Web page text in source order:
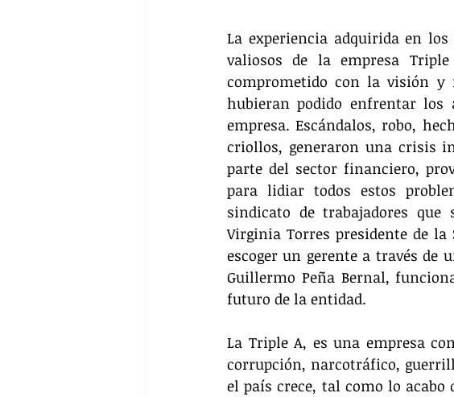
La experiencia adquirida en
valiosos de la empresa
comprometido con la visión y
hubieran podido enfrentar
empresa. Escándalos, robo,
criollos, generaron una crisis
parte del sector financiero,
para lidiar todos estos
sindicato de trabajadores
Virginia Torres presidente de
escoger un gerente a través de
Guillermo Peña Bernal,
futuro de la entidad.
La Triple A, es una empresa
corrupción, narcotráfico,
el país crece, tal como lo acabo